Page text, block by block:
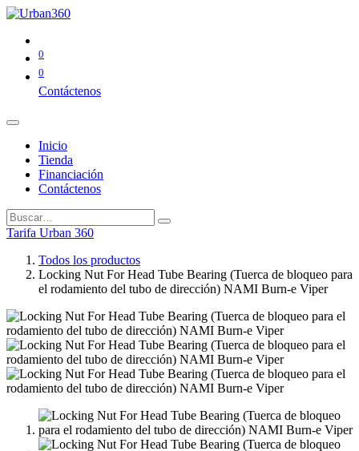
0
0
Contáctenos
Inicio
Tienda
Financiación
Contáctenos
Tarifa Urban 360
Todos los productos
Locking Nut For Head Tube Bearing (Tuerca de bloqueo para
el rodamiento del tubo de dirección) NAMI Burn-e Viper